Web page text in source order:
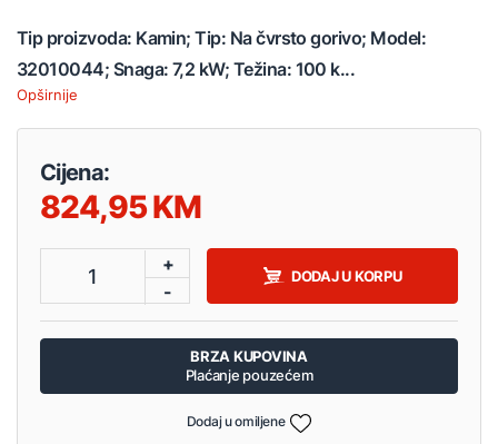
Tip proizvoda: Kamin; Tip: Na čvrsto gorivo; Model:
32010044; Snaga: 7,2 kW; Težina: 100 k...
Opširnije
Cijena:
824,95
1
+
-
DODAJ U KORPU
BRZA KUPOVINA
Plaćanje pouzećem
Dodaj u omiljene